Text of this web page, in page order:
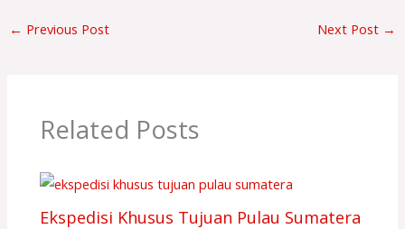
← Previous Post Next Post →
Related Posts
Ekspedisi Khusus Tujuan Pulau Sumatera